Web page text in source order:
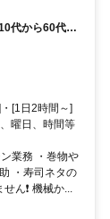
代から60代ま
[1日2時間～]
曜日、時間等
業務 ・巻物や
・寿司ネタの
ん❗ 機械か...